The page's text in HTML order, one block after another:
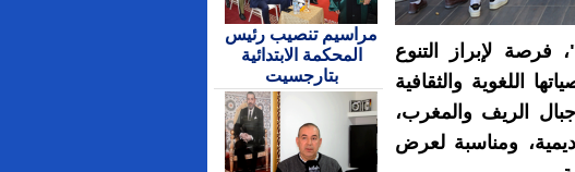
لإبراز التنوع
اللغوية والثقافية
الريف والمغرب،
ومناسبة لعرض
مراسيم تنصيب رئيس
المحكمة الابتدائية
بتارجسيت